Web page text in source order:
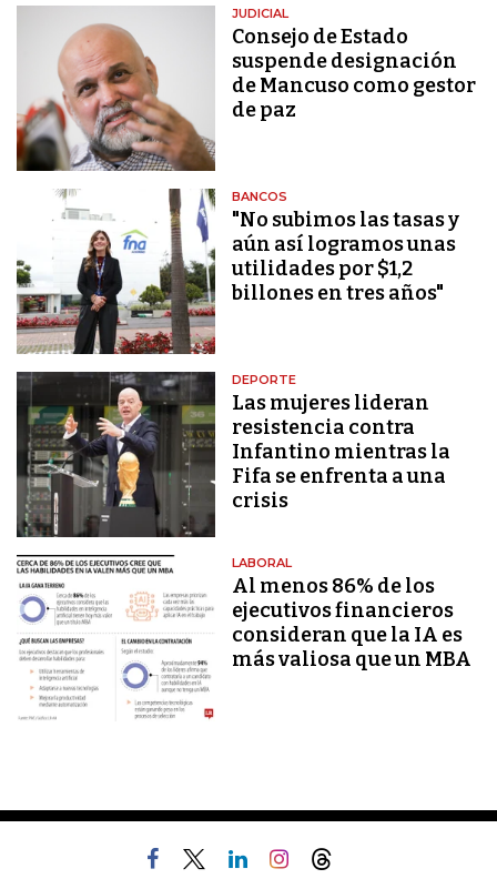
JUDICIAL
Consejo de Estado
suspende designación
de Mancuso como gestor
de paz
BANCOS
"No subimos las tasas y
aún así logramos unas
utilidades por $1,2
billones en tres años"
DEPORTE
Las mujeres lideran
resistencia contra
Infantino mientras la
Fifa se enfrenta a una
crisis
LABORAL
Al menos 86% de los
ejecutivos financieros
consideran que la IA es
más valiosa que un MBA